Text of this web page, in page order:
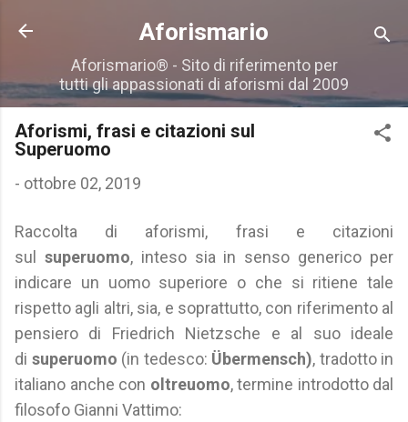
Passa ai contenuti principali
Aforismario
Aforismario® - Sito di riferimento per
tutti gli appassionati di aforismi dal 2009
Aforismi, frasi e citazioni sul
Superuomo
- ottobre 02, 2019
Raccolta di aforismi, frasi e citazioni
sul superuomo, inteso sia in senso generico per
indicare un uomo superiore o che si ritiene tale
rispetto agli altri, sia, e soprattutto, con riferimento al
pensiero di Friedrich Nietzsche e al suo ideale
di superuomo (in tedesco: Übermensch), tradotto in
italiano anche con oltreuomo, termine introdotto dal
filosofo Gianni Vattimo: